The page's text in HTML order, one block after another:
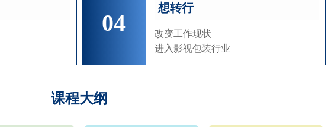
04
想转行
改变工作现状
进入影视包装行业
课程大纲